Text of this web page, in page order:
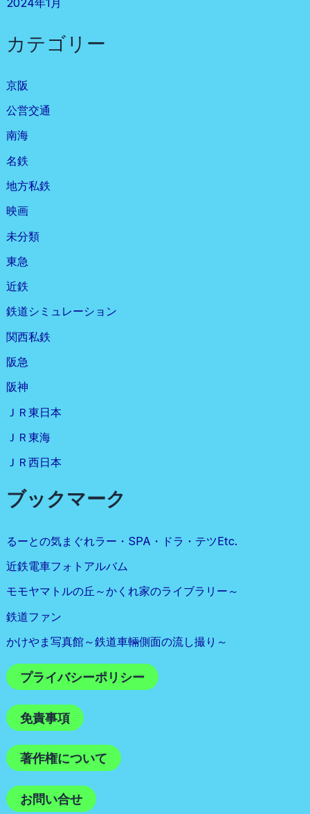
カテゴリー
京阪
公営交通
南海
名鉄
地方私鉄
映画
未分類
東急
近鉄
鉄道シミュレーション
関西私鉄
阪急
阪神
ＪＲ東日本
ＪＲ東海
ＪＲ西日本
ブックマーク
るーとの気まぐれラー・SPA・ドラ・テツetc.
近鉄電車フォトアルバム
モモヤマトルの丘～かくれ家のライブラリー～
鉄道ファン
かけやま写真館～鉄道車輛側面の流し撮り～
プライバシーポリシー
免責事項
著作権について
お問い合せ